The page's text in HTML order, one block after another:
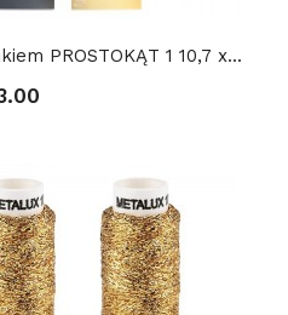
PROSTOKĄT 1 10,7 x...